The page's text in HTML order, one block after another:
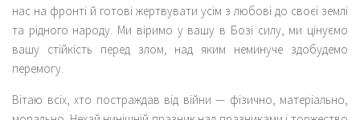
нас на фронті й готові жертвувати усім з любові до своєї землі
та рідного народу. Ми віримо у вашу в Бозі силу, ми цінуємо
вашу стійкість перед злом, над яким неминуче здобудемо
перемогу.
Вітаю всіх, хто постраждав від війни — фізично, матеріально,